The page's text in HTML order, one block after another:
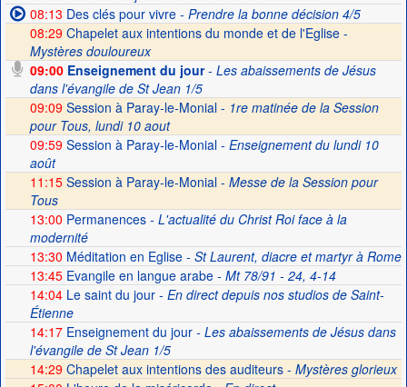
08:13 Des clés pour vivre- Prendre la bonne décision 4/5
08:29 Chapelet aux intentions du monde et de l'Eglise -
Mystères douloureux
09:00Enseignement du jour- Les abaissements de Jésus
dans l'évangile de St Jean 1/5
09:09 Session à Paray-le-Monial - 1re matinée de la Session
pour Tous, lundi 10 aout
09:59Session à Paray-le-Monial- Enseignement du lundi 10
août
11:15Session à Paray-le-Monial - Messe de la Session pour
Tous
13:00 Permanences- L'actualité du Christ Roi face à la
modernité
13:30 Méditation en Eglise- St Laurent, diacre et martyr à Rome
13:45Evangile en langue arabe- Mt 78/91 - 24, 4-14
14:04Le saint du jour- En direct depuis nos studios de Saint-
Étienne
14:17Enseignement du jour- Les abaissements de Jésus dans
l'évangile de St Jean 1/5
14:29 Chapelet aux intentions des auditeurs - Mystères glorieux